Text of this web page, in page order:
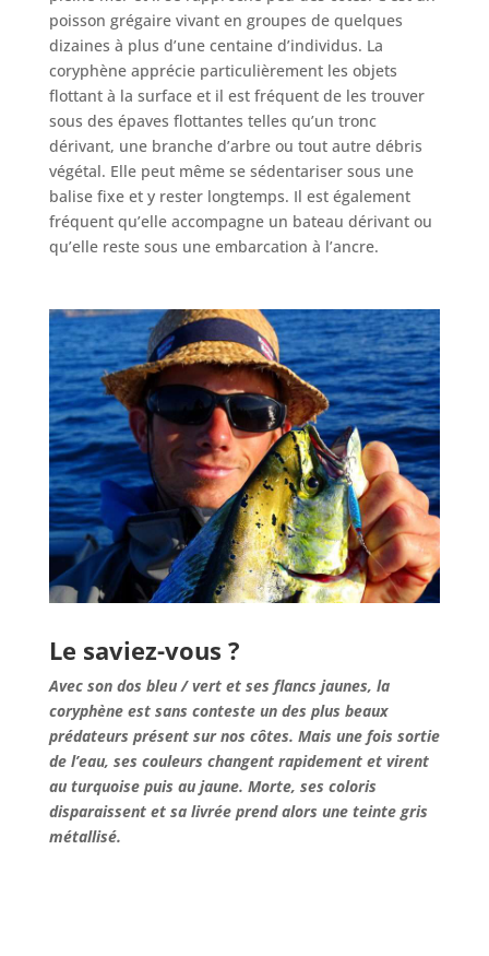
poisson grégaire vivant en groupes de quelques
dizaines à plus d’une centaine d’individus. La
coryphène apprécie particulièrement les objets
flottant à la surface et il est fréquent de les trouver
sous des épaves flottantes telles qu’un tronc
dérivant, une branche d’arbre ou tout autre débris
végétal. Elle peut même se sédentariser sous une
balise fixe et y rester longtemps. Il est également
fréquent qu’elle accompagne un bateau dérivant ou
qu’elle reste sous une embarcation à l’ancre.
Le saviez-vous ?
Avec son dos bleu / vert et ses flancs jaunes, la
coryphène est sans conteste un des plus beaux
prédateurs présent sur nos côtes. Mais une fois sortie
de l’eau, ses couleurs changent rapidement et virent
au turquoise puis au jaune. Morte, ses coloris
disparaissent et sa livrée prend alors une teinte gris
métallisé.